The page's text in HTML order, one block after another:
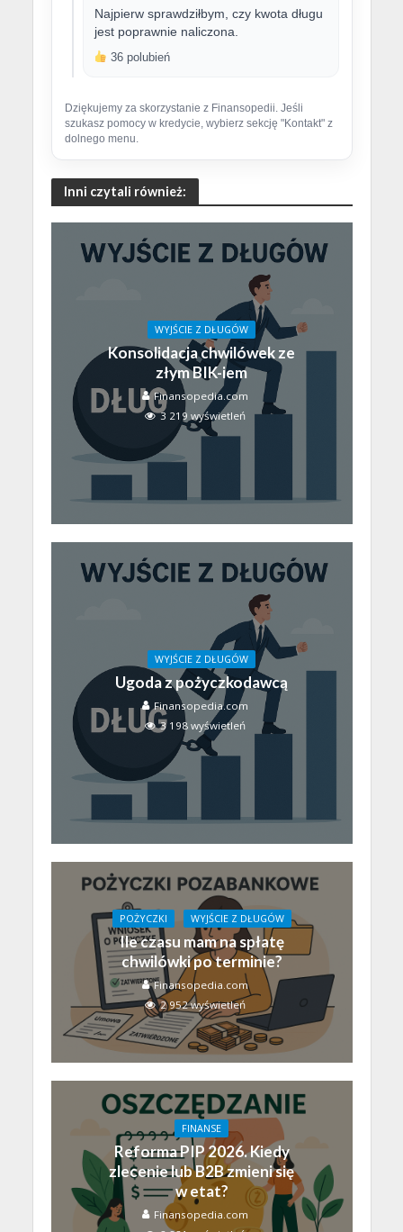
Najpierw sprawdziłbym, czy kwota długu
jest poprawnie naliczona.
36 polubień
Dziękujemy za skorzystanie z Finansopedii. Jeśli
szukasz pomocy w kredycie, wybierz sekcję "Kontakt" z
dolnego menu.
Inni czytali również:
WYJŚCIE Z DŁUGÓW
Konsolidacja chwilówek ze
złym BIK-iem
Finansopedia.com
3 219 wyświetleń
WYJŚCIE Z DŁUGÓW
Ugoda z pożyczkodawcą
Finansopedia.com
3 198 wyświetleń
POŻYCZKI WYJŚCIE Z DŁUGÓW
Ile czasu mam na spłatę
chwilówki po terminie?
Finansopedia.com
2 952 wyświetleń
FINANSE
Reforma PIP 2026. Kiedy
zlecenie lub B2B zmieni się
w etat?
Finansopedia.com